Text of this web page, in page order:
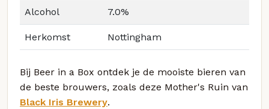
Alcohol 7.0%
Herkomst Nottingham
Bij Beer in a Box ontdek je de mooiste bieren van
de beste brouwers, zoals deze Mother's Ruin van
Black Iris Brewery.